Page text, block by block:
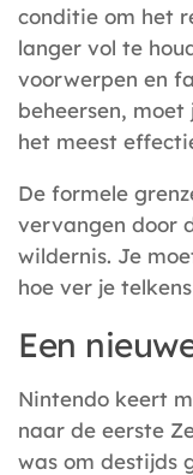
conditie om het
langer vol te
voorwerpen en
beheersen,
het meest
De formele
vervangen door
wildernis. Je
hoe ver je
Een
Nintendo keert
naar de eerste
was om destijds